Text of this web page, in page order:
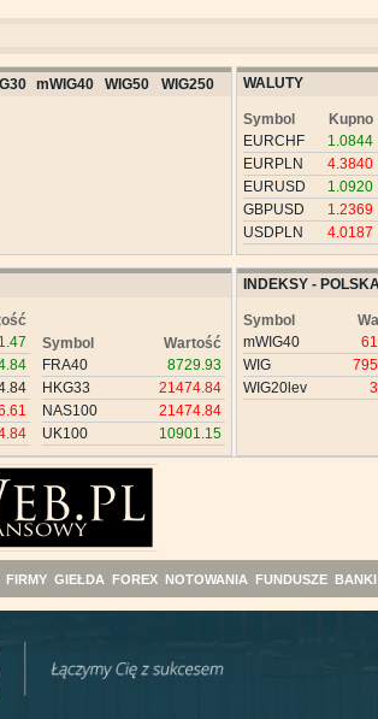
mWIG40 WIG50 WIG250 WALUTY
Symbol
Kupno
EURCHF
1.0844
EURPLN
4.3840
EURUSD
1.0920
GBPUSD
1.2369
USDPLN
4.0187
Symbol
Wartość
FRA40
8729.93
HKG33
21474.84
NAS100
21474.84
UK100
10901.15
INDEKSY -
Symbol
mWIG40
WIG
WIG20lev
FIRMY GIEŁDA FOREX NOTOWANIA FUNDUSZE BANKI